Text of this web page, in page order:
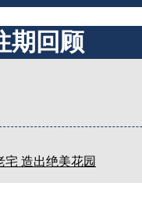
期回顾
造出绝美花园